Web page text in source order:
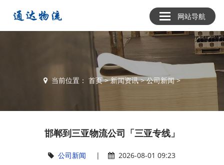
网站导航
当前位置： 首页>新闻资讯>公司新闻>
邯郸到三亚物流公司「三亚专线」
公司新闻 | 2026-08-01 09:23